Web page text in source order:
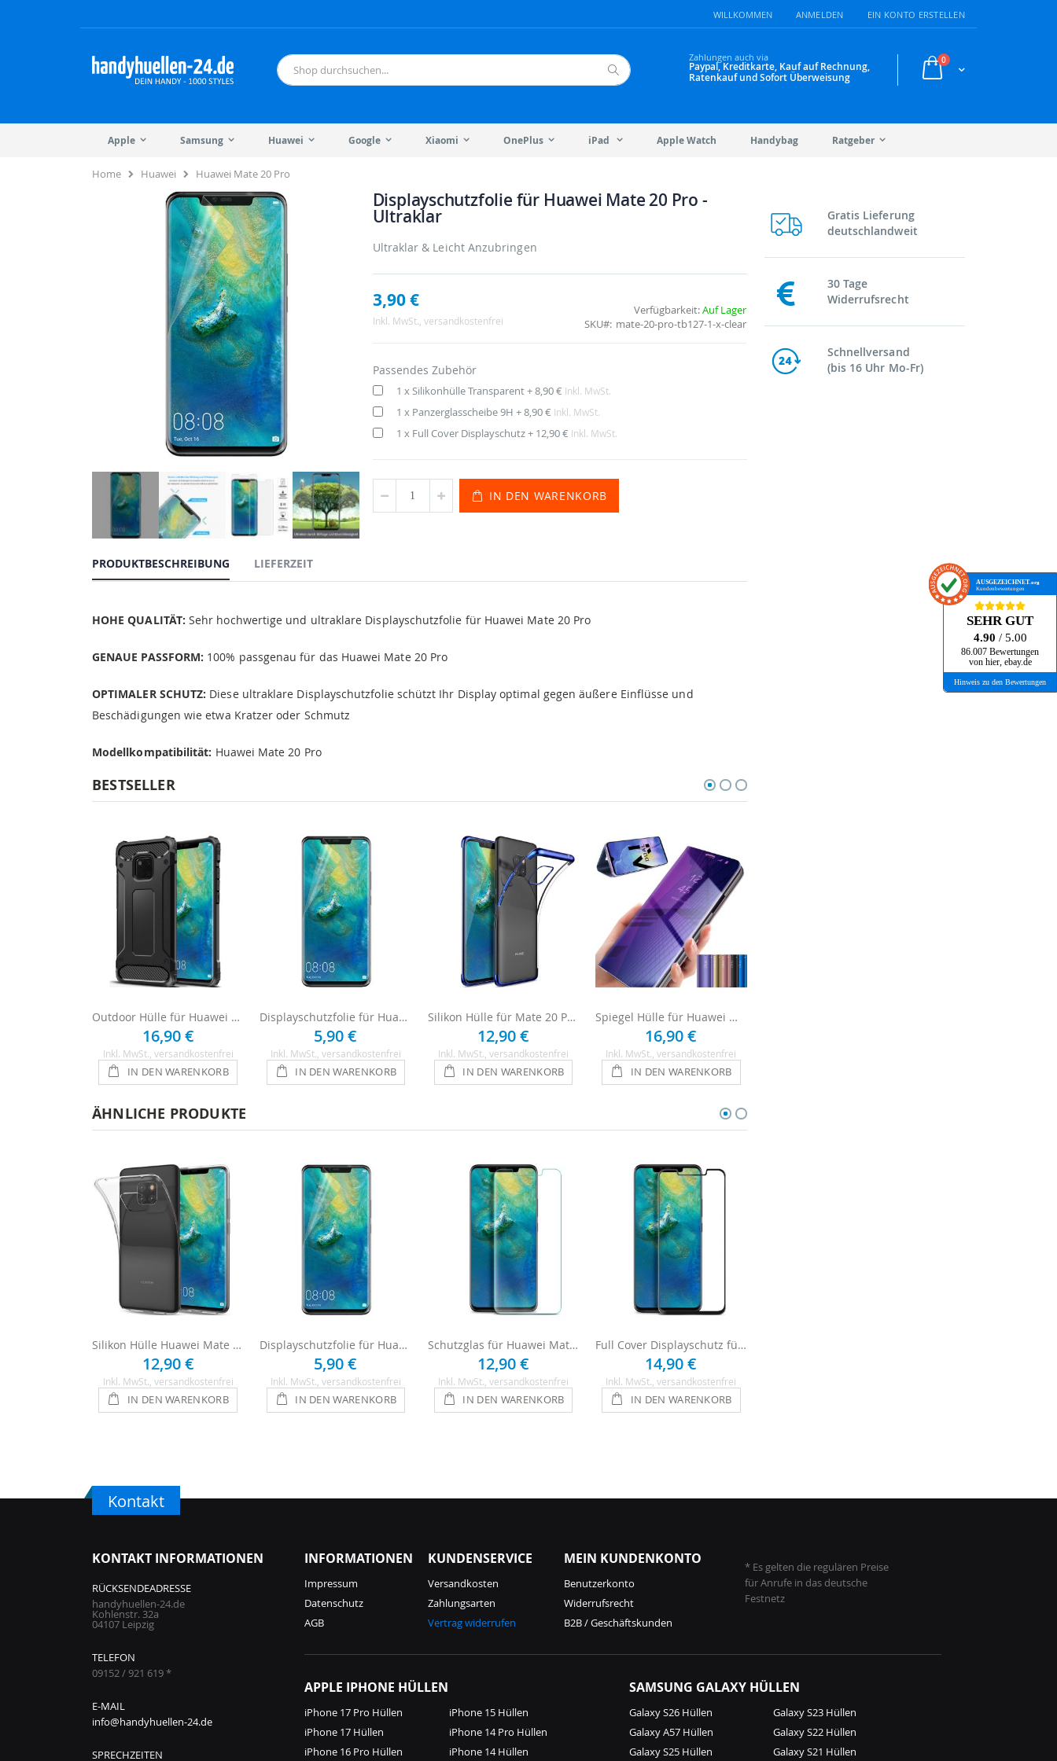
zum
WILLKOMMEN ANMELDEN EIN KONTO ERSTELLEN
Warenkorb
0Artikel
Suche
Zahlungen auch via
Paypal, Kreditkarte, Kauf auf Rechnung,
Ratenkauf und Sofort Überweisung
Apple Samsung Huawei Google Xiaomi OnePlus iPad Apple Watch Handybag Ratgeber
Home Huawei
Huawei Mate 20 Pro
Displayschutzfolie für Huawei Mate 20 Pro -
Ultraklar
Ultraklar & Leicht Anzubringen
3,90 €
Inkl. MwSt., versandkostenfrei
Verfügbarkeit:Auf Lager
SKU
mate-20-pro-tb127-1-x-clear
Passendes Zubehör
1 x Silikonhülle Transparent+8,90 € Inkl. MwSt.
1 x Panzerglasscheibe 9H+8,90 € Inkl. MwSt.
1 x Full Cover Displayschutz+ 12,90 € Inkl. MwSt.
IN DEN WARENKORB
PRODUKTBESCHREIBUNG
HOHE QUALITÄT: Sehr hochwertige und ultraklare Displayschutzfolie für Huawei Mate 20 Pro
GENAUE PASSFORM: 100% passgenau für das Huawei Mate 20 Pro
OPTIMALER SCHUTZ: Diese ultraklare Displayschutzfolie schützt Ihr Display optimal gegen äußere Einflüsse und
Beschädigungen wie etwa Kratzer oder Schmutz
Modellkompatibilität: Huawei Mate 20 Pro
LIEFERZEIT
BESTSELLER
Outdoor Hülle für Huawei Mate 20 Pro - Schwarz
16,90 €
Inkl. MwSt. , versandkostenfrei
IN DEN WARENKORB
Displayschutzfolie für Huawei Mate 20 Pro - 3 x Clear
5,90 €
Inkl. MwSt. , versandkostenfrei
IN DEN WARENKORB
Silikon Hülle für Mate 20 Pro - Transparent/Blau
12,90 €
Inkl. MwSt. , versandkostenfrei
IN DEN WARENKORB
Spiegel Hülle für Huawei Mate 20 Pro
16,90 €
Inkl. MwSt. , versandkostenfrei
IN DEN WARENKORB
ÄHNLICHE PRODUKTE
Silikon Hülle Huawei Mate Pro 20 - Transparent
12,90 €
Inkl. MwSt. , versandkostenfrei
IN DEN WARENKORB
Displayschutzfolie für Huawei Mate 20 Pro - 3 x Clear
5,90 €
Inkl. MwSt. , versandkostenfrei
IN DEN WARENKORB
Schutzglas für Huawei Mate 20 Pro aus Echtglas
12,90 €
Inkl. MwSt. , versandkostenfrei
IN DEN WARENKORB
Full Cover Displayschutz für Huawei Mate 20 Pro
14,90 €
Inkl. MwSt. , versandkostenfrei
IN DEN WARENKORB
Gratis Lieferung
deutschlandweit
30 Tage
Widerrufsrecht
Schnellversand
(bis 16 Uhr Mo-Fr)
Kontakt
KONTAKT INFORMATIONEN
RÜCKSENDEADRESSE
handyhuellen-24.de
Kohlenstr. 32a
04107 Leipzig
TELEFON
09152 / 921 619 *
E-MAIL
info@handyhuellen-24.de
SPRECHZEITEN
INFORMATIONEN
Impressum
Datenschutz
AGB
KUNDENSERVICE
Versandkosten
Zahlungsarten
Vertrag widerrufen
MEIN KUNDENKONTO
Benutzerkonto
Widerrufsrecht
B2B / Geschäftskunden
* Es gelten die regulären Preise
für Anrufe in das deutsche
Festnetz
APPLE IPHONE HÜLLEN
iPhone 17 Pro Hüllen
iPhone 17 Hüllen
iPhone 16 Pro Hüllen
iPhone 15 Hüllen
iPhone 14 Pro Hüllen
iPhone 14 Hüllen
SAMSUNG GALAXY HÜLLEN
Galaxy S26 Hüllen
Galaxy A57 Hüllen
Galaxy S25 Hüllen
Galaxy S23 Hüllen
Galaxy S22 Hüllen
Galaxy S21 Hüllen
AUSGEZEICHNET.org
Kundenbewertungen
SEHR GUT
4.90 / 5.00
86.007 Bewertungen
von hier, ebay.de
Hinweis zu den Bewertungen